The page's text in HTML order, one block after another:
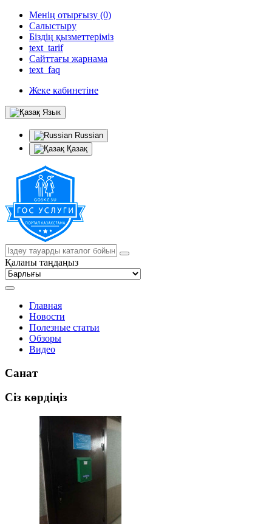
Менің отырғызу (0)
Салыстыру
Біздің қызметтеріміз
text_tarif
Сайттағы жарнама
text_faq
Жеке кабинетіне
Язык
Russian
Қазақ
Қаланы таңдаңыз
Главная
Новости
Полезные статьи
Обзоры
Видео
Санат
Сіз көрдіңіз